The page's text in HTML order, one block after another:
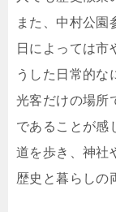
また、中村公園
日によっては市
うした日常的な
光客だけの場所
であることが感
道を歩き、神社
歴史と暮らしの